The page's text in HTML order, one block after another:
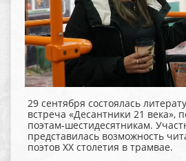
29 сентября состоялась
встреча «Десантники 21 века»,
поэтам-шестидесятникам.
представилась возможность
поэтов XX столетия в трамвае.